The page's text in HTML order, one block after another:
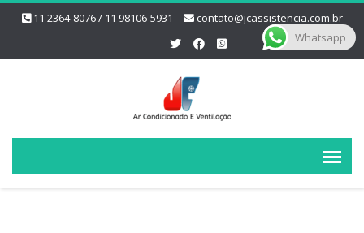
11 2364-8076 / 11 98106-5931 contato@jcassistencia.com.br
Whatsapp